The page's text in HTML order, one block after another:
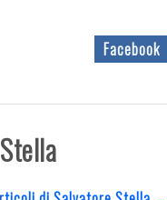
Facebook